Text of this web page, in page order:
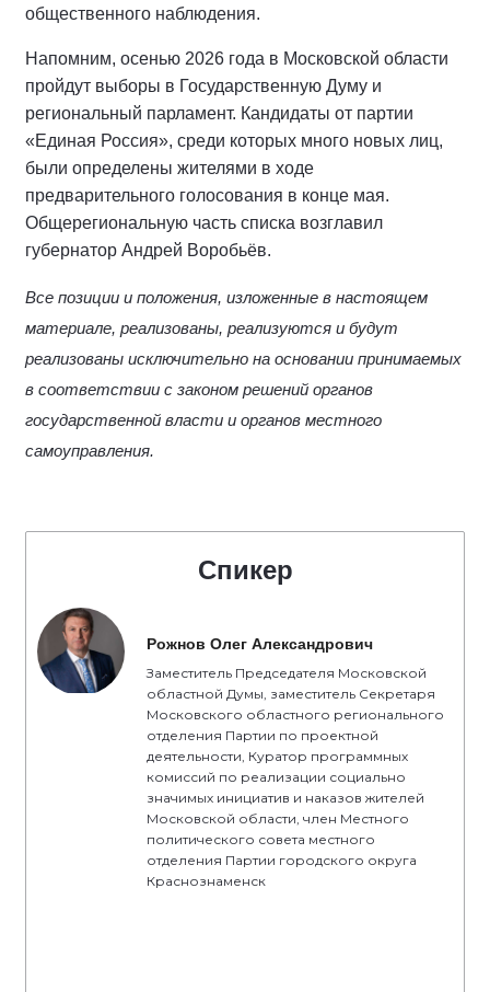
общественного наблюдения.
Напомним, осенью 2026 года в Московской области
пройдут выборы в Государственную Думу и
региональный парламент. Кандидаты от партии
«Единая Россия», среди которых много новых лиц,
были определены жителями в ходе
предварительного голосования в конце мая.
Общерегиональную часть списка возглавил
губернатор Андрей Воробьёв.
Все позиции и положения, изложенные в настоящем
материале, реализованы, реализуются и будут
реализованы исключительно на основании принимаемых
в соответствии с законом решений органов
государственной власти и органов местного
самоуправления.
Спикер
Рожнов Олег Александрович
Заместитель Председателя Московской
областной Думы, заместитель Секретаря
Московского областного регионального
отделения Партии по проектной
деятельности, Куратор программных
комиссий по реализации социально
значимых инициатив и наказов жителей
Московской области, член Местного
политического совета местного
отделения Партии городского округа
Краснознаменск